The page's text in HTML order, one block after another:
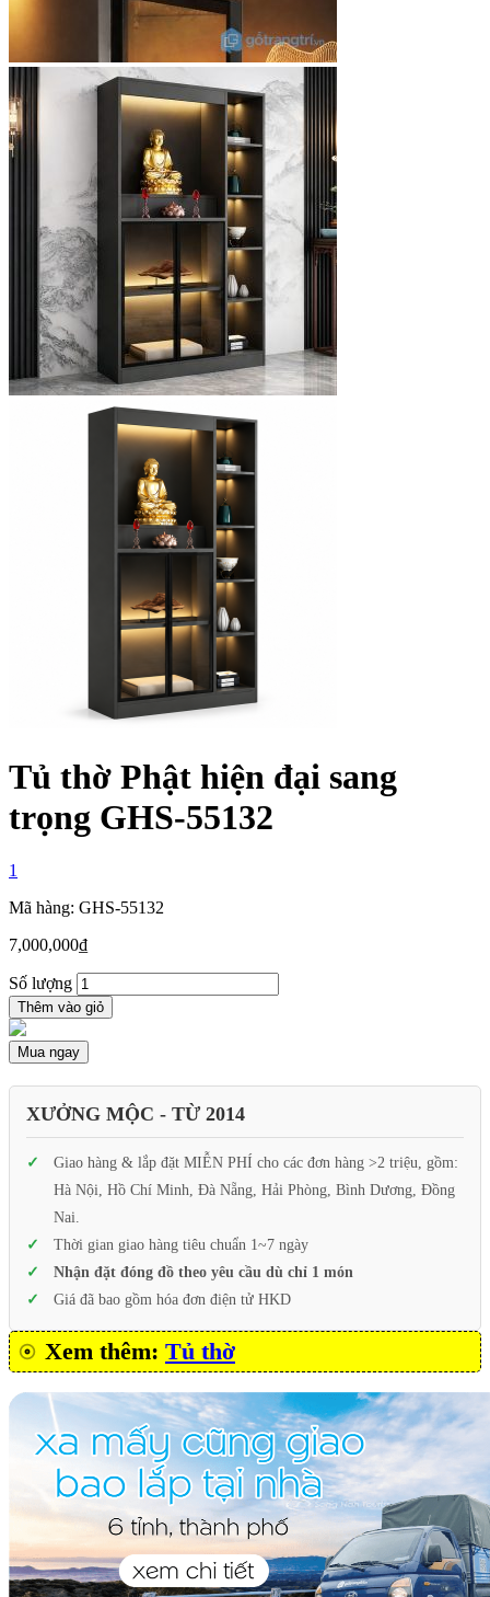
Tủ thờ Phật hiện đại sang
trọng GHS-55132
1
Mã hàng: GHS-55132
7,000,000₫
Số lượng
Thêm vào giỏ
Mua ngay
XƯỞNG MỘC - TỪ 2014
Giao hàng & lắp đặt MIỄN PHÍ cho các đơn hàng >2 triệu, gồm:
Hà Nội, Hồ Chí Minh, Đà Nẵng, Hải Phòng, Bình Dương, Đồng
Nai.
Thời gian giao hàng tiêu chuẩn 1~7 ngày
Nhận đặt đóng đồ theo yêu cầu dù chỉ 1 món
Giá đã bao gồm hóa đơn điện tử HKD
Xem thêm: Tủ thờ